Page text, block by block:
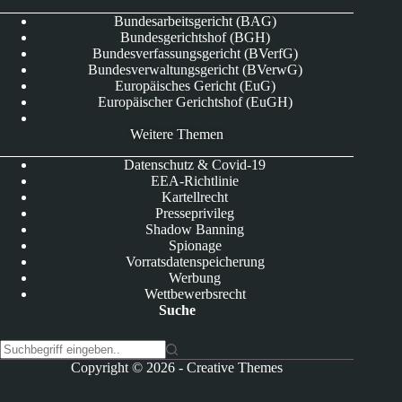
Bundesarbeitsgericht (BAG)
Bundesgerichtshof (BGH)
Bundesverfassungsgericht (BVerfG)
Bundesverwaltungsgericht (BVerwG)
Europäisches Gericht (EuG)
Europäischer Gerichtshof (EuGH)
Weitere Themen
Datenschutz & Covid-19
EEA-Richtlinie
Kartellrecht
Presseprivileg
Shadow Banning
Spionage
Vorratsdatenspeicherung
Werbung
Wettbewerbsrecht
Suche
Copyright © 2026 -Creative Themes